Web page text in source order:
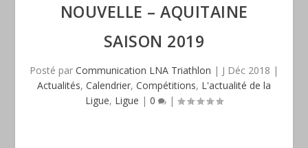
NOUVELLE – AQUITAINE
SAISON 2019
Posté par Communication LNA Triathlon | J Déc 2018 |
Actualités, Calendrier, Compétitions, L'actualité de la
Ligue, Ligue | 0 |